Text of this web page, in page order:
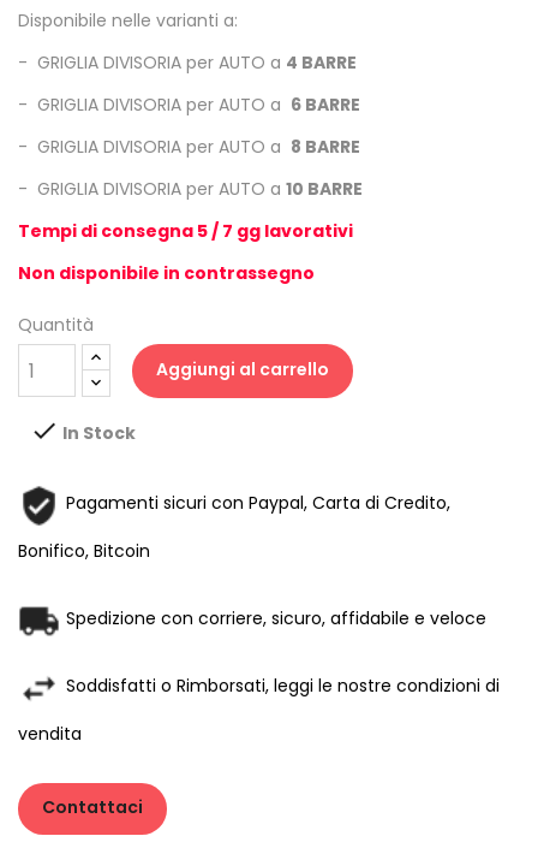
Disponibile nelle varianti a:
- GRIGLIA DIVISORIA per AUTO a 4 BARRE
- GRIGLIA DIVISORIA per AUTO a 6 BARRE
- GRIGLIA DIVISORIA per AUTO a 8 BARRE
- GRIGLIA DIVISORIA per AUTO a 10 BARRE
Tempi di consegna 5 / 7 gg lavorativi
Non disponibile in contrassegno
Quantità
Aggiungi al carrello
 In Stock
Pagamenti sicuri con Paypal, Carta di Credito,
Bonifico, Bitcoin
Spedizione con corriere, sicuro, affidabile e veloce
Soddisfatti o Rimborsati, leggi le nostre condizioni di
vendita
Contattaci